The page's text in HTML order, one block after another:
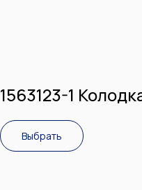
1563123-1
Выбрать